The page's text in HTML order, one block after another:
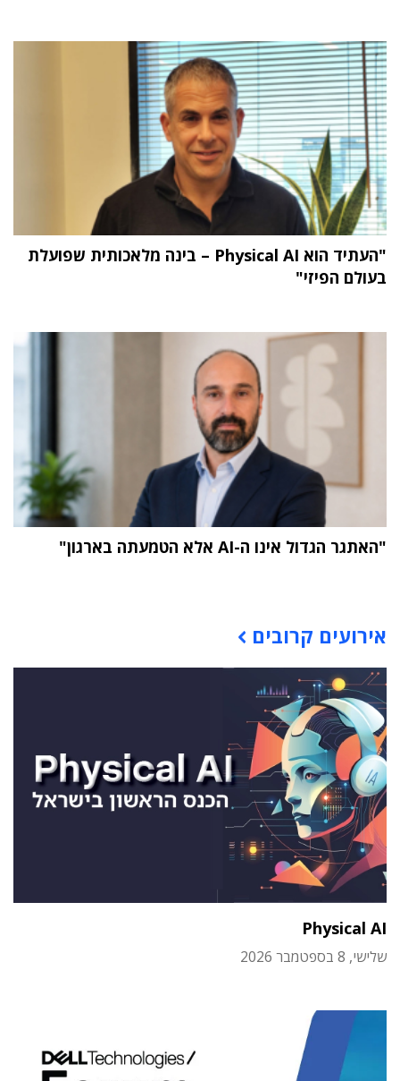
"העתיד הוא Physical AI – בינה מלאכותית שפועלת
בעולם הפיזי"
"האתגר הגדול אינו ה-AI אלא הטמעתה בארגון"
אירועים קרובים
Physical AI
שלישי, 8 בספטמבר 2026